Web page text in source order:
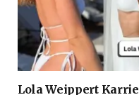
Lola Weippert